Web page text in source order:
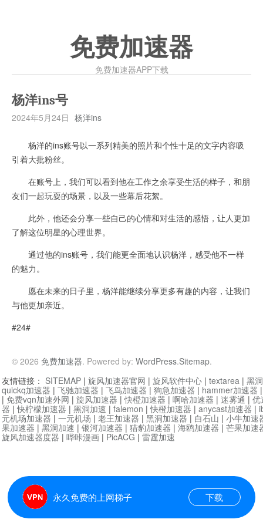
免费加速器
免费加速器APP下载
杨洋ins号
2024年5月24日 杨洋ins
杨洋的ins账号以一系列精美的照片和个性十足的文字内容吸
引着大批粉丝。
在账号上，我们可以看到他在工作之余享受生活的样子，和朋
友们一起玩耍的场景，以及一些幕后花絮。
此外，他还会分享一些自己的心情和对生活的感悟，让人更加
了解这位明星的心理世界。
通过他的ins账号，我们能更全面地认识杨洋，感受他不一样
的魅力。
愿在未来的日子里，杨洋能继续分享更多有趣的内容，让我们
与他更加亲近。
#24#
© 2026 免费加速器. Powered by: WordPress.Sitemap.
永久免费的上网梯子 下载
友情链接： SITEMAP | 旋风加速器官网 | 旋风软件中心 | textarea | 黑
quickq加速器 | 飞驰加速器 | 飞鸟加速器 | 狗急加速器 | hammer加速器
| 免费vqn加速外网 | 旋风加速器 |快橙加速器 | 啊哈加速器 | 迷雾通 | 优
器 |快柠檬加速器 | 黑洞加速 | falemon |快橙加速器 | anycast加速器 |
元机场加速器 | 一元机场 | 老王加速器 | 黑洞加速器 | 白石山 | 小牛加速
果加速器 | 黑洞加速 | 银河加速器 | 猎豹加速器 | 海鸥加速器 | 芒果加速
旋风加速器度器 | 哔咔漫画 | PicACG | 雷霆加速